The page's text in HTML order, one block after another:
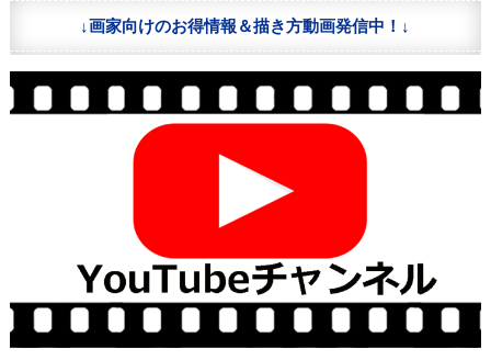
↓画家向けのお得情報＆描き方動画発信中！↓